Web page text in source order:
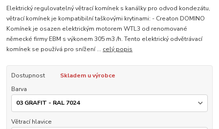
Elektrický regulovatelný větrací komínek s kanálky pro odvod kondezátu,
větrací komínek je kompatibilní taškovými krytinami: - Creaton DOMINO
Komínek je osazen elektrickým motorem WTL3 od renomované
německé firmy EBM s výkonem 305 m3 /h. Tento elektrický odvětrávací
komínek se používá pro snížení ... celý popis
Dostupnost
Skladem u výrobce
Barva
Větrací hlavice